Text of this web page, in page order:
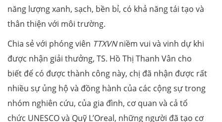
năng lượng xanh, sạch, bền bỉ, có khả năng tái tạo và
thân thiện với môi trường.
Chia sẻ với phóng viên TTXVNniềm vui và vinh dự khi
được nhận giải thưởng, TS. Hồ Thị Thanh Vân cho
biết để có được thành công này, chị đã nhận được rất
nhiều sự ủng hộ và đồng hành của các cộng sự trong
nhóm nghiên cứu, của gia đình, cơ quan và cả tổ
chức UNESCO và Quỹ L’Oreal, những người đã tạo cơ